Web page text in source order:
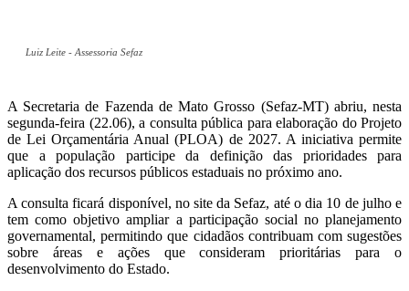
Luiz Leite - Assessoria Sefaz
A Secretaria de Fazenda de Mato Grosso (Sefaz-MT) abriu, nesta
segunda-feira (22.06), a consulta pública para elaboração do Projeto
de Lei Orçamentária Anual (PLOA) de 2027. A iniciativa permite
que a população participe da definição das prioridades para
aplicação dos recursos públicos estaduais no próximo ano.
A consulta ficará disponível, no site da Sefaz, até o dia 10 de julho e
tem como objetivo ampliar a participação social no planejamento
governamental, permitindo que cidadãos contribuam com sugestões
sobre áreas e ações que consideram prioritárias para o
desenvolvimento do Estado.